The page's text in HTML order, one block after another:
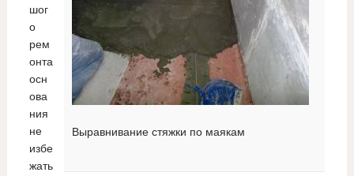
Выравнивание стяжки по маякам
шог
о
рем
онта
осн
ова
ния
не
избе
жать